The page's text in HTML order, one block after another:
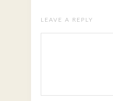
LEAVE A REPLY